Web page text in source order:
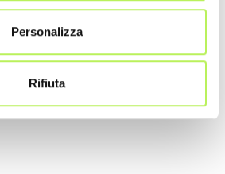
Personalizza
Rifiuta